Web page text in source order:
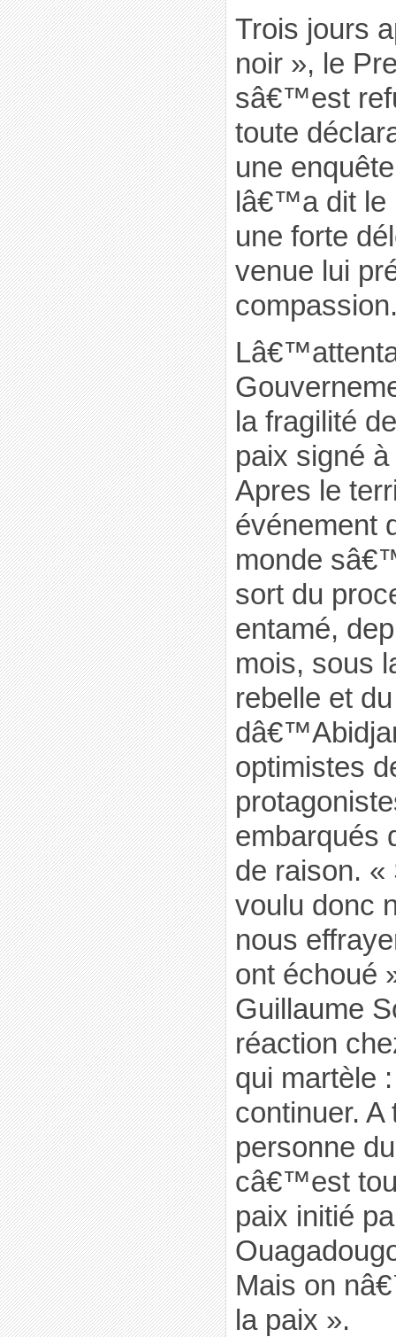
Trois jours
noir », le
sâ€™est
toute
une
lâ€™a dit le
une forte
venue lui
la fragilité
paix signé
Apres le
événement
monde
sort du
entamé,
mois, sous
rebelle et
optimistes
embarqués
de raison. «
voulu donc
nous
ont échoué
Guillaume
réaction
qui martèle
continuer. A
personne
câ€™est
paix initié
Mais on
la paix ».